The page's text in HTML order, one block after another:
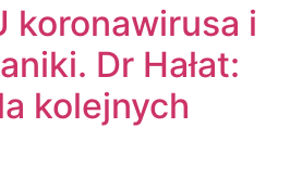
koronawirusa i
Dr Hałat:
kolejnych